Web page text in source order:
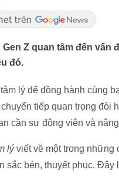
Z quan tâm đến vấn
đó.
lý để đồng hành cùng
tiếp quan trọng đòi
cần sự động viên và
lýviết về một trong những
sắc bén, thuyết phục.